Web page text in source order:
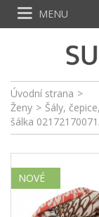
Úvodní strana >
Ženy > Šály,
šálka
NOVÉ
MENU